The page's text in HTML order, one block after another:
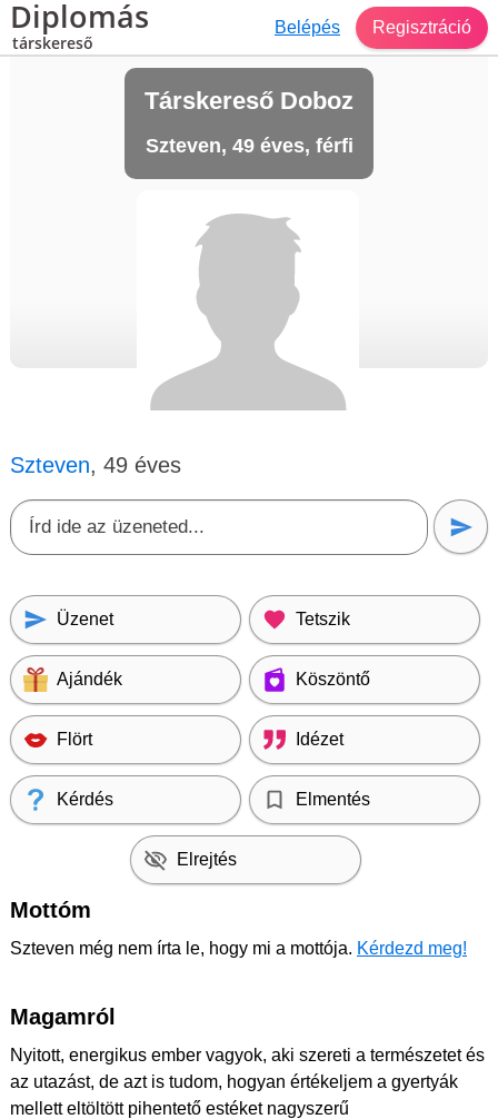
Diplomás
társkereső
Belépés Regisztráció
Társkereső Doboz
Szteven, 49 éves, férfi
Szteven, 49 éves
Üzenet Tetszik
Ajándék Köszöntő
Flört Idézet
Kérdés Elmentés
Elrejtés
Mottóm
Szteven még nem írta le, hogy mi a mottója. Kérdezd meg!
Magamról
Nyitott, energikus ember vagyok, aki szereti a természetet és
az utazást, de azt is tudom, hogyan értékeljem a gyertyák
mellett eltöltött pihentető estéket nagyszerű